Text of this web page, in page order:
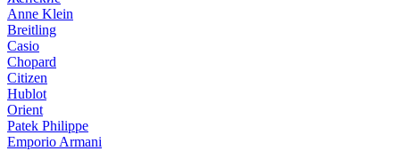
Anne Klein
Breitling
Casio
Chopard
Citizen
Hublot
Orient
Patek Philippe
Emporio Armani